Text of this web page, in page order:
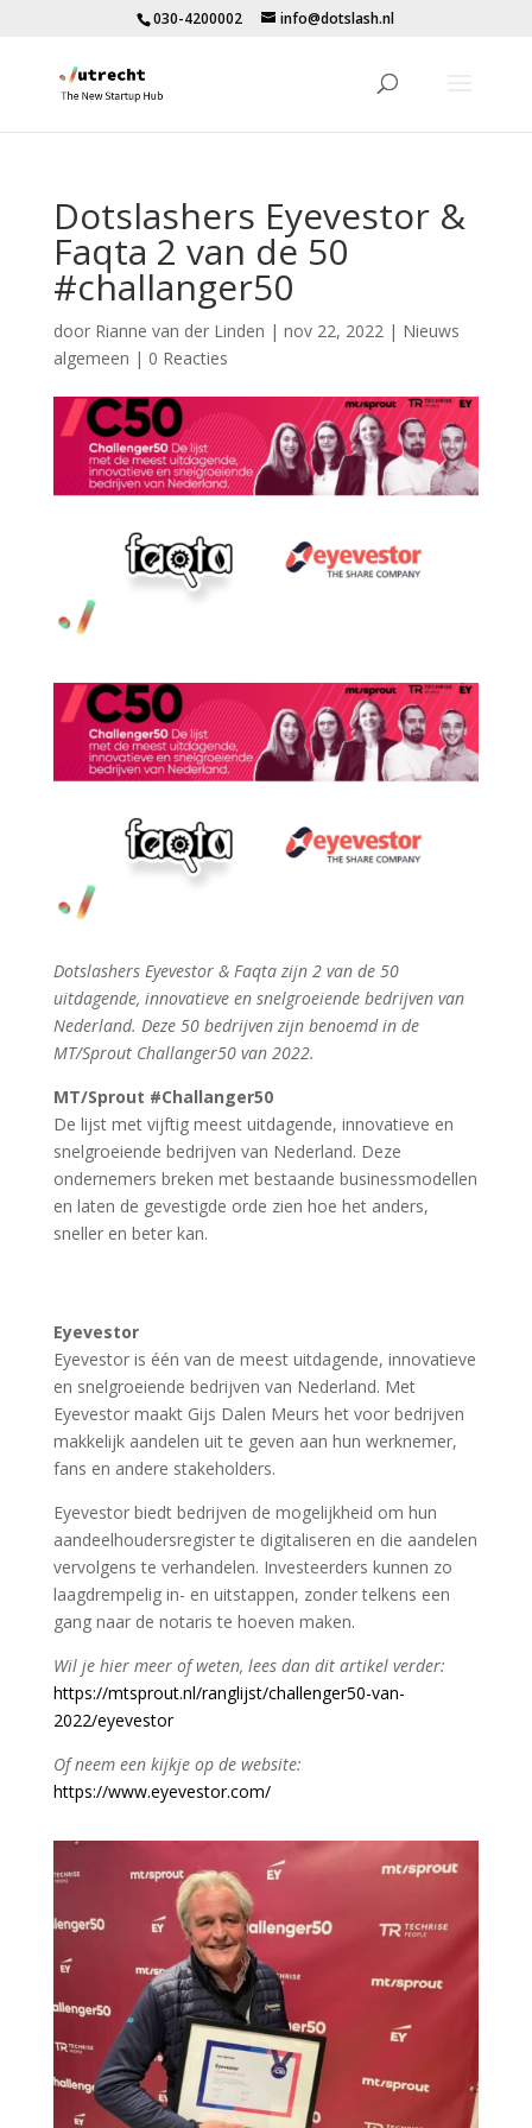
030-4200002 info@dotslash.nl
Dotslashers Eyevestor &
Faqta 2 van de 50
#challanger50
door Rianne van der Linden | nov 22, 2022| Nieuws
algemeen | 0 Reacties
Dotslashers Eyevestor & Faqta zijn 2 van de 50
uitdagende, innovatieve en snelgroeiende bedrijven van
Nederland. Deze 50 bedrijven zijn benoemd in de
MT/Sprout Challanger50 van 2022.
MT/Sprout #Challanger50
De lijst met vijftig meest uitdagende, innovatieve en
snelgroeiende bedrijven van Nederland. Deze
ondernemers breken met bestaande businessmodellen
en laten de gevestigde orde zien hoe het anders,
sneller en beter kan.
Eyevestor
Eyevestor is één van de meest uitdagende, innovatieve
en snelgroeiende bedrijven van Nederland. Met
Eyevestor maakt Gijs Dalen Meurs het voor bedrijven
makkelijk aandelen uit te geven aan hun werknemer,
fans en andere stakeholders.
Eyevestor biedt bedrijven de mogelijkheid om hun
aandeelhoudersregister te digitaliseren en die aandelen
vervolgens te verhandelen. Investeerders kunnen zo
laagdrempelig in- en uitstappen, zonder telkens een
gang naar de notaris te hoeven maken.
Wil je hier meer of weten, lees dan dit artikel verder:
https://mtsprout.nl/ranglijst/challenger50-van-
2022/eyevestor
Of neem een kijkje op de website:
https://www.eyevestor.com/